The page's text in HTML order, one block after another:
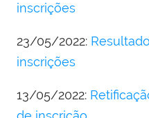
inscrições
23/05/2022:
inscrições
13/05/2022: